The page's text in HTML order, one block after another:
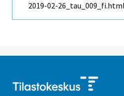
2019-02-26_tau_009_fi.html